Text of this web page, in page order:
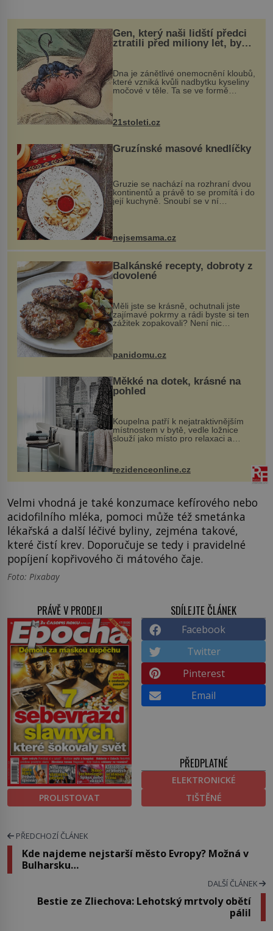
Gen, který naši lidští předci
ztratili před miliony let, by
mohl pomoci s léčbou
„nemoci králů“
Dna je zánětlivé onemocnění kloubů,
které vzniká kvůli nadbytku kyseliny
močové v těle. Ta se ve formě
nohou, a způsobuje bole...
21stoleti.cz
Gruzínské masové knedlíčky
Gruzie se nachází na rozhraní dvou
kontinentů a právě to se promítá i do
její kuchyně. Snoubí se v ní
evropské a asijské chutě a díky tomu
pokrmy, které rozhodně st...
nejsemsama.cz
Balkánské recepty, dobroty z
dovolené
Měli jste se krásně, ochutnali jste
zajímavé pokrmy a rádi byste si ten
zážitek zopakovali? Není nic
snazšího. Pljeskavica (10 porcí)
Možná jste ji ochutnali na dovolené v
panidomu.cz
Měkké na dotek, krásné na
pohled
Koupelna patří k nejatraktivnějším
místnostem v bytě, vedle ložnice
slouží jako místo pro relaxaci a
odpočinek. Koupelnový textil –
ručníky, osušky a koberečky –
proutku...
rezidenceonline.cz
Velmi vhodná je také konzumace kefírového nebo
acidofilního mléka, pomoci může též smetánka
lékařská a další léčivé byliny, zejména takové,
které čistí krev. Doporučuje se tedy i pravidelné
popíjení kopřivového či mátového čaje.
Foto: Pixabay
PRÁVĚ V PRODEJI
PROLISTOVAT
SDÍLEJTE ČLÁNEK
Facebook
Twitter
Pinterest
Email
PŘEDPLATNÉ
ELEKTRONICKÉ
TIŠTĚNÉ
PŘEDCHOZÍ ČLÁNEK
Kde najdeme nejstarší město Evropy? Možná v
Bulharsku…
DALŠÍ ČLÁNEK
Bestie ze Zliechova: Lehotský mrtvoly obětí
pálil